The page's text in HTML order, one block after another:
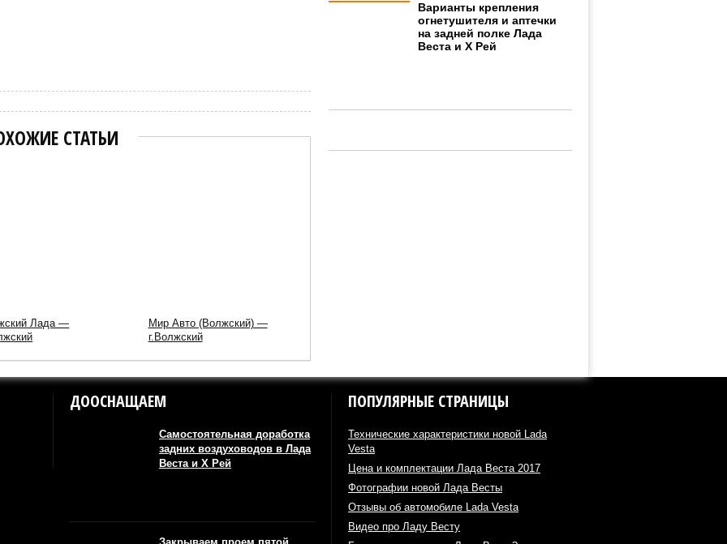
СТАТЬИ
Лада —
Мир Авто (Волжский) —
г.Волжский
Варианты крепления
огнетушителя и аптечки
на задней полке Лада
Веста и Х Рей
ДООСНАЩАЕМ
Самостоятельная доработка
задних воздуховодов в Лада
Веста и Х Рей
ПОПУЛЯРНЫЕ СТРАНИЦЫ
Технические характеристики новой Lada
Vesta
Цена и комплектации Лада Веста 2017
Фотографии новой Лада Весты
Отзывы об автомобиле Lada Vesta
Видео про Ладу Весту